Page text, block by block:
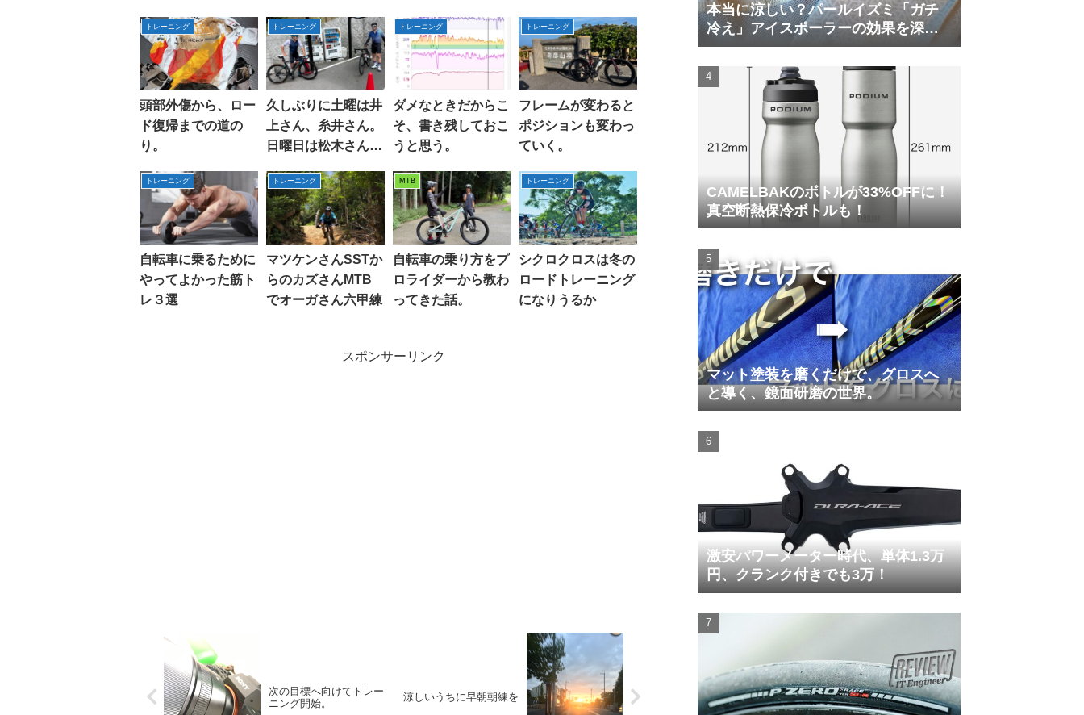
トレーニング
頭部外傷から、ロー
ド復帰までの道の
り。
トレーニング
久しぶりに土曜は井
上さん、糸井さん。
日曜日は松木さん、
トレーニング
ダメなときだからこ
そ、書き残しておこ
うと思う。
トレーニング
フレームが変わると
ポジションも変わっ
ていく。
トレーニング
自転車に乗るために
やってよかった筋ト
レ３選
トレーニング
マツケンさんSSTか
らのカズさんMTB
でオーガさん六甲練
MTB
自転車の乗り方をプ
ロライダーから教わ
ってきた話。
トレーニング
シクロクロスは冬の
ロードトレーニング
になりうるか
スポンサーリンク
次の目標へ向けてトレー
ニング開始。
涼しいうちに早朝朝練を
本当に涼しい？パールイズミ「ガチ
冷え」アイスポーラーの効果を深部
体温計COREで測ってみた
CAMELBAKのボトルが33%OFFに！
真空断熱保冷ボトルも！
マット塗装を磨くだけで、グロスへ
と導く、鏡面研磨の世界。
激安パワーメーター時代、単体1.3万
円、クランク付きでも3万！